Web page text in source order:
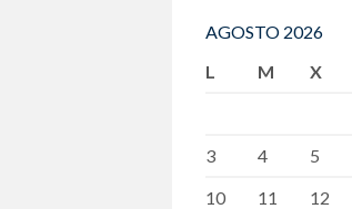
AGOSTO 2026
L
M X
3
4 5
10
11 12